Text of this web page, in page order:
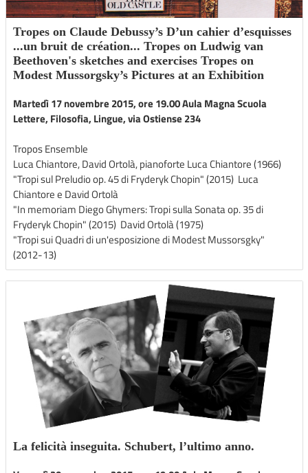
Tropes on Claude Debussy’s D’un cahier d’esquisses
...un bruit de création... Tropes on Ludwig van
Beethoven's sketches and exercises Tropes on
Modest Mussorgsky’s Pictures at an Exhibition
Martedì 17 novembre 2015, ore 19.00 Aula Magna Scuola
Lettere, Filosofia, Lingue, via Ostiense 234
Tropos Ensemble
Luca Chiantore, David Ortolà, pianoforte Luca Chiantore (1966)
"Tropi sul Preludio op. 45 di Fryderyk Chopin" (2015) Luca
Chiantore e David Ortolà
"In memoriam Diego Ghymers: Tropi sulla Sonata op. 35 di
Fryderyk Chopin" (2015) David Ortolà (1975)
"Tropi sui Quadri di un'esposizione di Modest Mussorsgky"
(2012-13)
La felicità inseguita. Schubert, l’ultimo anno.